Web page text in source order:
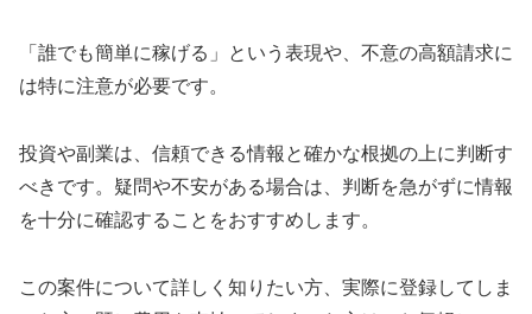
「誰でも簡単に稼げる」という表現や、不意の高額請求に
は特に注意が必要です。
投資や副業は、信頼できる情報と確かな根拠の上に判断す
べきです。疑問や不安がある場合は、判断を急がずに情報
を十分に確認することをおすすめします。
この案件について詳しく知りたい方、実際に登録してしま